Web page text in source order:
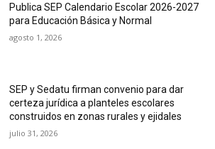
Publica SEP Calendario Escolar 2026-2027
para Educación Básica y Normal
agosto 1, 2026
SEP y Sedatu firman convenio para dar
certeza jurídica a planteles escolares
construidos en zonas rurales y ejidales
julio 31, 2026